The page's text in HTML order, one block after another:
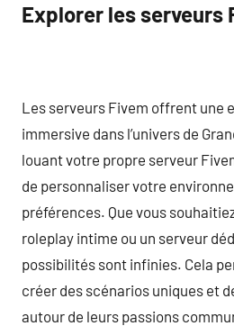
Explorer les serveurs
Les serveurs Fivem offrent une
immersive dans l’univers de
louant votre propre serveur
de personnaliser votre
préférences. Que vous
roleplay intime ou un serveur
possibilités sont infinies. Cela
créer des scénarios uniques et
autour de leurs passions